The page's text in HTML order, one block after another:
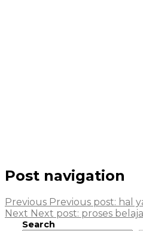
Post navigation
Previous Previous post: hal
Next Next post: proses
Search